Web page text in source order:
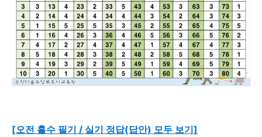
[오전 홀수 필기 / 실기 정답(답안) 모두 보기]